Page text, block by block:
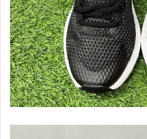
【Mizuno】女短袖上衣
【Mizuno】女長袖上衣
【Mizuno】女外套&套裝
【Mizuno】女短褲&長褲